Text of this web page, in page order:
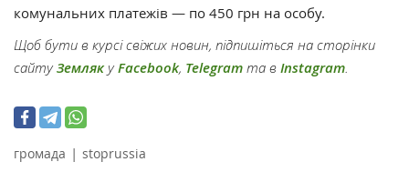
комунальних платежів — по 450 грн на особу.
Щоб бути в курсі свіжих новин, підпишіться на сторінки
сайтуЗемлякуFacebook, Telegram та в Instagram
громада | stoprussia